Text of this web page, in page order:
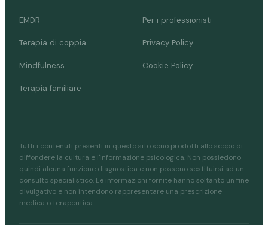
EMDR
Terapia di coppia
Mindfulness
Terapia familiare
Per i professionisti
Privacy Policy
Cookie Policy
Tutti i contenuti presenti in questo sito sono prodotti allo scopo di
diffondere la cultura e l'informazione psicologica. Non possiedono
quindi alcuna funzione diagnostica e non possono sostituirsi ad un
consulto specialistico. Le informazioni fornite hanno soltanto un fine
divulgativo e non intendono rappresentare una prescrizione
medica o terapeutica.